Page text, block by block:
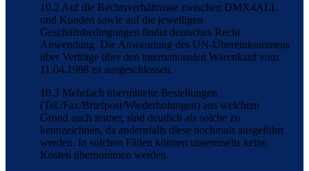
10.2 Auf die Rechtsverhältnisse zwischen DMX4ALL
und Kunden sowie auf die jeweiligen
Geschäftsbedingungen findet deutsches Recht
Anwendung. Die Anwendung des UN-Übereinkommens
über Verträge über den internationalen Warenkauf vom
11.04.1988 ist ausgeschlossen.
10.3 Mehrfach übermittelte Bestellungen
(Tel./Fax/Briefpost/Wiederholungen) aus welchem
Grund auch immer, sind deutlich als solche zu
kennzeichnen, da andernfalls diese nochmals ausgeführt
werden. In solchen Fällen können unsererseits keine
Kosten übernommen werden.